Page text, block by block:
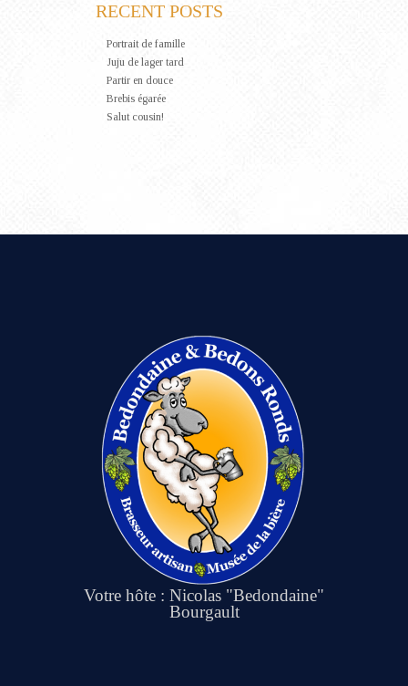
RECENT POSTS
Portrait de famille
Juju de lager tard
Partir en douce
Brebis égarée
Salut cousin!
Votre hôte : Nicolas "Bedondaine"
Bourgault